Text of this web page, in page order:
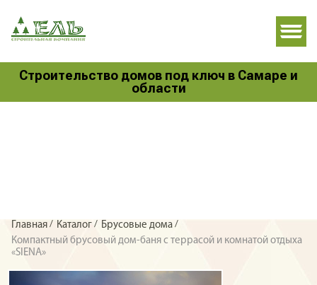
Строительство домов под ключ в Самаре и
области
Главная/ Каталог/ Брусовые дома/
Компактный брусовый дом-баня с террасой и комнатой отдыха
«SIENA»